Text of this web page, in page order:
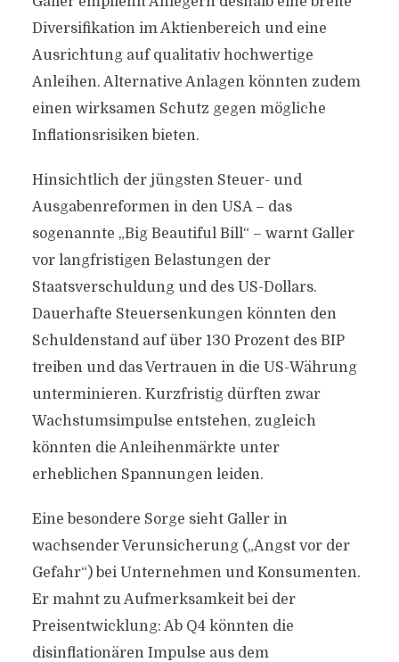
Diversifikation im Aktienbereich und eine
Ausrichtung auf qualitativ hochwertige
Anleihen. Alternative Anlagen könnten zudem
einen wirksamen Schutz gegen mögliche
Inflationsrisiken bieten.
Hinsichtlich der jüngsten Steuer- und
Ausgabenreformen in den USA – das
sogenannte „Big Beautiful Bill“ – warnt Galler
vor langfristigen Belastungen der
Staatsverschuldung und des US-Dollars.
Dauerhafte Steuersenkungen könnten den
Schuldenstand auf über 130 Prozent des BIP
treiben und das Vertrauen in die US-Währung
unterminieren. Kurzfristig dürften zwar
Wachstumsimpulse entstehen, zugleich
könnten die Anleihenmärkte unter
erheblichen Spannungen leiden.
Eine besondere Sorge sieht Galler in
wachsender Verunsicherung („Angst vor der
Gefahr“) bei Unternehmen und Konsumenten.
Er mahnt zu Aufmerksamkeit bei der
Preisentwicklung: Ab Q4 könnten die
disinflationären Impulse aus dem